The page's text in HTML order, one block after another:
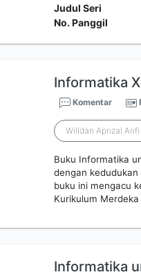
Judul Seri
No. Panggil
Informatika
Komentar
Willdan Aprizal Arifi
Buku Informatika
dengan
buku ini mengacu
Kurikulum Merdeka
Informatika